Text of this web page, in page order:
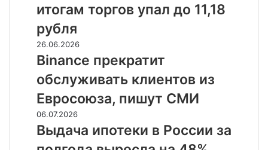
рублей
по
итогам
торгов
упал
до
11,18
рубля
итогам торгов упал до 11,18
рубля
Binance
прекратит
обслуживать
клиентов
из
Евросоюза,
пишут
СМИ
26.06.2026
Binance прекратит
обслуживать клиентов из
Евросоюза, пишут СМИ
Выдача
ипотеки
06.07.2026
Выдача ипотеки в России за